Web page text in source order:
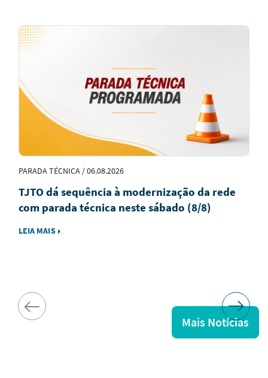
Notícias
em
PARADA TÉCNICA / 06.08.2026
TJTO dá sequência à modernização da rede
com parada técnica neste sábado (8/8)
LEIA MAIS
Mais Notícias